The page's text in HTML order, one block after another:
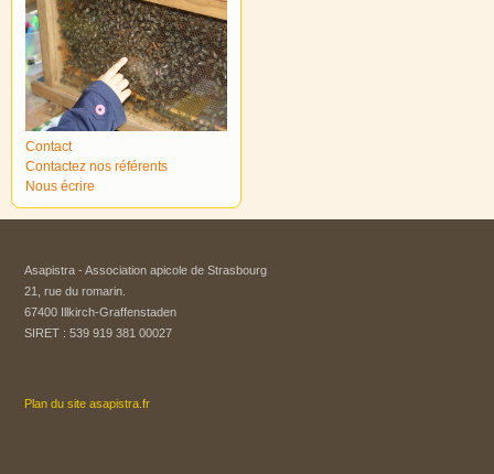
Contact
Contactez nos référents
Nous écrire
Asapistra - Association apicole de Strasbourg​
21, rue du romarin.
67400 Illkirch-Graffenstaden
SIRET : 539 919 381 00027
Plan du site asapistra.fr